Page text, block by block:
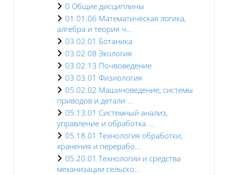
0 Общие дисциплины
01.01.06 Математическая логика,
алгебра и теория ч...
03.02.01 Ботаника
03.02.08 Экология
03.02.13 Почвоведение
03.03.01 Физиология
05.02.02 Машиноведение, системы
приводов и детали ...
05.13.01 Системный анализ,
управление и обработка ...
05.18.01 Технология обработки,
хранения и перерабо...
05.20.01 Технологии и средства
механизации сельско...